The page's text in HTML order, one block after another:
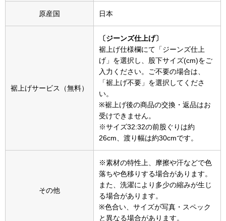
セイコー〉マウリッツハイス美術館公認フェ
ルメールオマージュウオッチ
手袋
ベルト
靴下
サングラス／
その他
原産国 日本
裾上げサービス（無料）
〔ジーンズ仕上げ〕
裾上げ仕様欄にて「ジーンズ仕上
げ」を選択し、股下サイズ(cm)をご
入力ください。ご不要の場合は、
「裾上げ不要」を選択してくださ
い。
※裾上げ後の商品の交換・返品はお
受けできません。
※サイズ32:32の前股ぐりは約
26cm、渡り幅は約30cmです。
その他
※素材の特性上、摩擦や汗などで色
落ちや色移りする場合があります。
また、洗濯により多少の縮みが生じ
る場合があります。
※色合い、サイズが写真・スペック
と異なる場合があります。